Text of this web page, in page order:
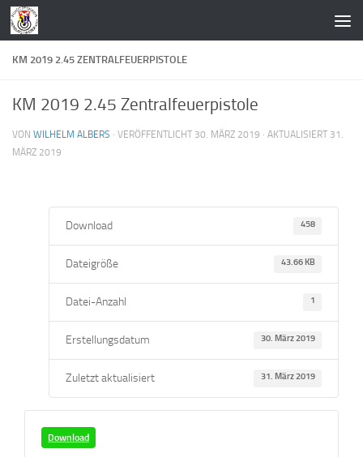
Zum Inhalt springen
KM 2019 2.45 ZENTRALFEUERPISTOLE
KM 2019 2.45 Zentralfeuerpistole
VON WILHELM ALBERS · VERÖFFENTLICHT 30. MÄRZ 2019 · AKTUALISIERT 31.
MÄRZ 2019
Download 458
Dateigröße 43.66 KB
Datei-Anzahl 1
Erstellungsdatum 30. März 2019
Zuletzt aktualisiert 31. März 2019
Download